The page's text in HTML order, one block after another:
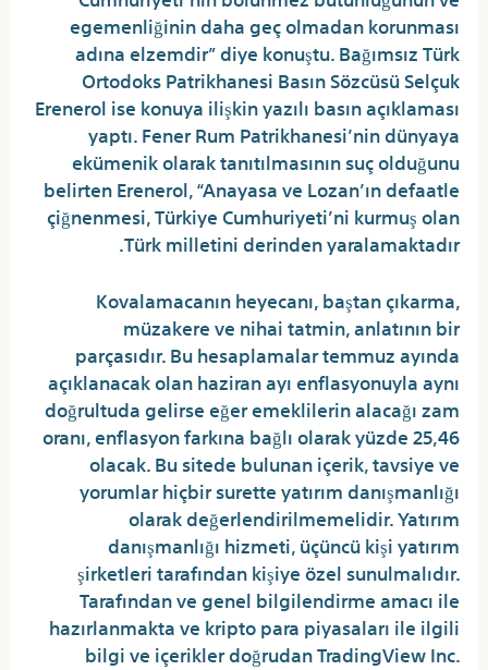
egemenliğinin daha geç olmadan korunması
adına elzemdir” diye konuştu. Bağımsız Türk
Ortodoks Patrikhanesi Basın Sözcüsü Selçuk
Erenerol ise konuya ilişkin yazılı basın açıklaması
yaptı. Fener Rum Patrikhanesi’nin dünyaya
ekümenik olarak tanıtılmasının suç olduğunu
belirten Erenerol, “Anayasa ve Lozan’ın defaatle
çiğnenmesi, Türkiye Cumhuriyeti’ni kurmuş olan
Türk milletini derinden yaralamaktadır.
Kovalamacanın heyecanı, baştan çıkarma,
müzakere ve nihai tatmin, anlatının bir
parçasıdır. Bu hesaplamalar temmuz ayında
açıklanacak olan haziran ayı enflasyonuyla aynı
doğrultuda gelirse eğer emeklilerin alacağı zam
oranı, enflasyon farkına bağlı olarak yüzde 25,46
olacak. Bu sitede bulunan içerik, tavsiye ve
yorumlar hiçbir surette yatırım danışmanlığı
olarak değerlendirilmemelidir. Yatırım
danışmanlığı hizmeti, üçüncü kişi yatırım
şirketleri tarafından kişiye özel sunulmalıdır.
Tarafından ve genel bilgilendirme amacı ile
hazırlanmakta ve kripto para piyasaları ile ilgili
bilgi ve içerikler doğrudan TradingView Inc.